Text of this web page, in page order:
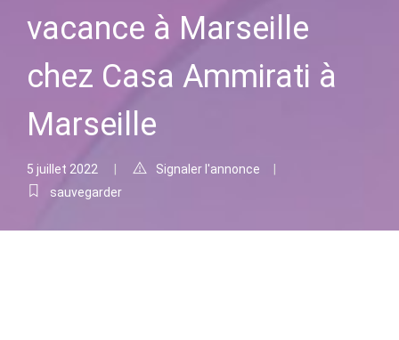
vacance à Marseille
chez Casa Ammirati à
Marseille
5 juillet 2022
Signaler l'annonce
sauvegarder